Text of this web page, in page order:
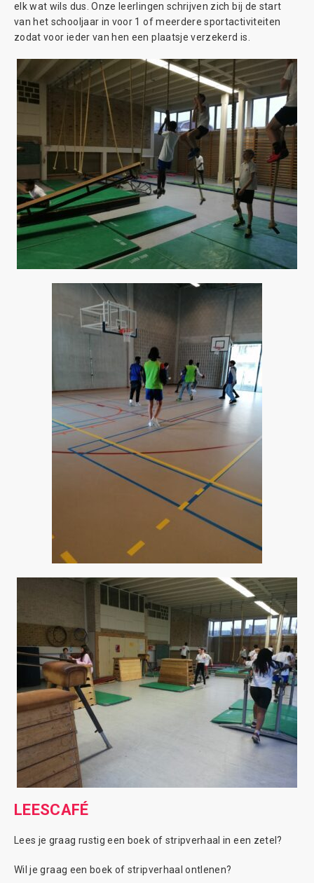
elk wat wils dus. Onze leerlingen schrijven zich bij de start
van het schooljaar in voor 1 of meerdere sportactiviteiten
zodat voor ieder van hen een plaatsje verzekerd is.
LEESCAFÉ
Lees je graag rustig een boek of stripverhaal in een zetel?
Wil je graag een boek of stripverhaal ontlenen?